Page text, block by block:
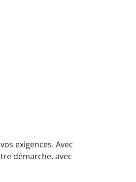
exigences. Avec
démarche, avec